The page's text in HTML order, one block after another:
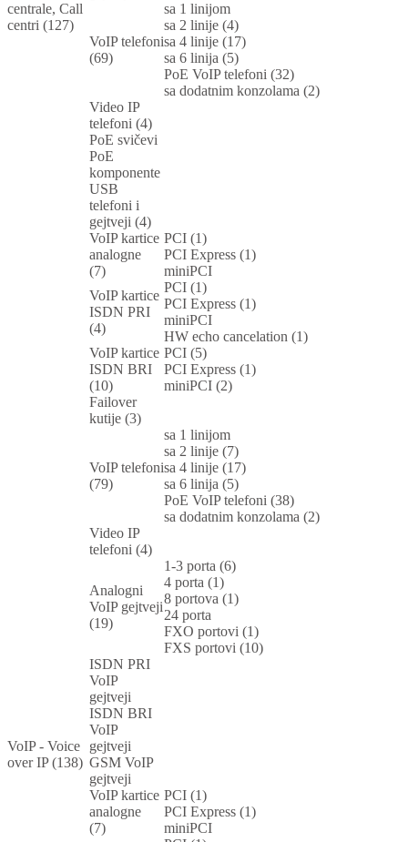
centrale, Call
centri (127)
VoIP telefoni
(69)
sa 1 linijom
sa 2 linije (4)
sa 4 linije (17)
sa 6 linija (5)
PoE VoIP telefoni (32)
sa dodatnim konzolama (2)
Video IP
telefoni (4)
PoE svičevi
PoE
komponente
USB
telefoni i
gejtveji (4)
VoIP kartice
analogne
(7)
PCI (1)
PCI Express (1)
miniPCI
VoIP kartice
ISDN PRI
(4)
PCI (1)
PCI Express (1)
miniPCI
HW echo cancelation (1)
VoIP kartice
ISDN BRI
(10)
PCI (5)
PCI Express (1)
miniPCI (2)
Failover
kutije (3)
VoIP - Voice
over IP (138)
VoIP telefoni
(79)
sa 1 linijom
sa 2 linije (7)
sa 4 linije (17)
sa 6 linija (5)
PoE VoIP telefoni (38)
sa dodatnim konzolama (2)
Video IP
telefoni (4)
Analogni
VoIP gejtveji
(19)
1-3 porta (6)
4 porta (1)
8 portova (1)
24 porta
FXO portovi (1)
FXS portovi (10)
ISDN PRI
VoIP
gejtveji
ISDN BRI
VoIP
gejtveji
GSM VoIP
gejtveji
VoIP kartice
analogne
(7)
PCI (1)
PCI Express (1)
miniPCI